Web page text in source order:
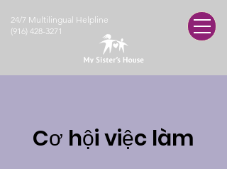
24/7 Multilingual Helpline
(916) 428-3271
Cơ hội việc làm